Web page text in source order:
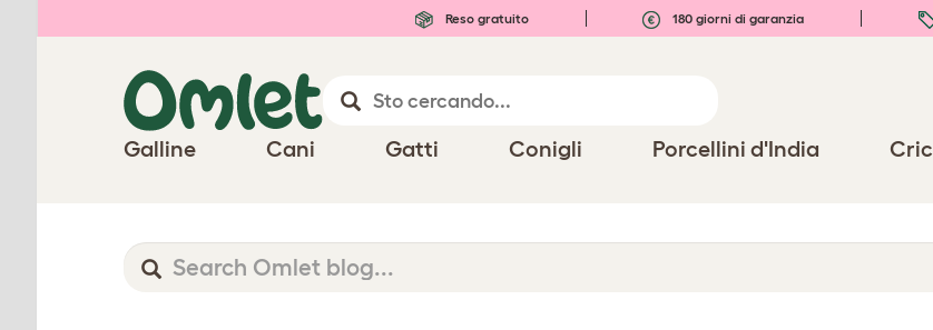
Reso gratuito 180 giorni di garanzia
Galline Cani Gatti Conigli Porcellini d'India